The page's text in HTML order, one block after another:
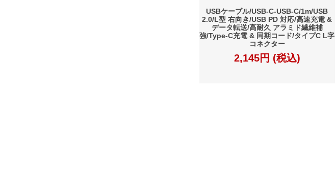
USBケーブル/USB-C-USB-C/1m/USB
2.0/L型 右向き/USB PD 対応/高速充電 &
データ転送/高耐久 アラミド繊維補
強/Type-C充電 & 同期コード/タイプC L字
コネクター
2,145円 (税込)